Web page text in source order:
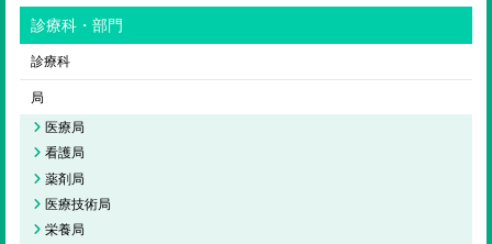
診療科・部門
診療科
局
医療局
看護局
薬剤局
医療技術局
栄養局